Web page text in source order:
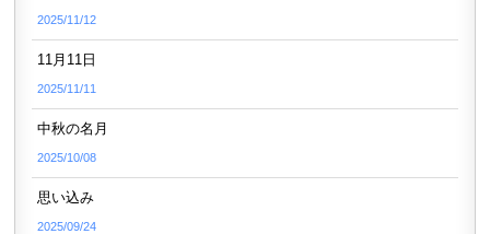
2025/11/12
11月11日
2025/11/11
中秋の名月
2025/10/08
思い込み
2025/09/24